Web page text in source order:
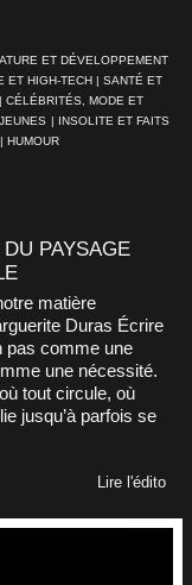
ET DÉVELOPPEMENT
ET HIGH-TECH | SANTÉ ET
| CÉLÉBRITÉS, MODE ET
JEUNES | INSOLITE ET FAITS
| HUMOUR
PAYSAGE
matière
Duras Écrire
pas comme une
une nécessité.
tout circule, où
jusqu’à parfois se
Lire l'édito